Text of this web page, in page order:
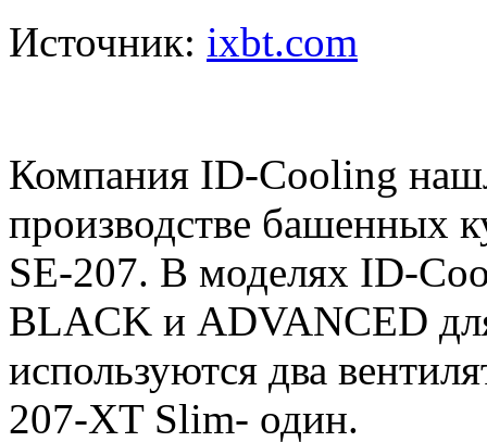
Источник: ixbt.com
Компания ID-Cooling
производстве башенных
SE-207. В моделях ID-
BLACK и ADVANCED
используются два
207-XT Slim- один.